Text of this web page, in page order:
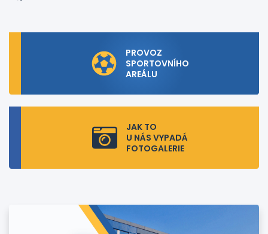
PROVOZ
SPORTOVNÍHO
AREÁLU
JAK TO
U NÁS VYPADÁ
FOTOGALERIE